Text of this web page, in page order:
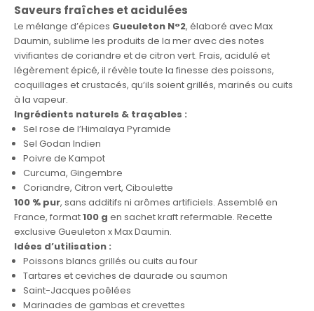
Saveurs fraîches et acidulées
Le mélange d’épices Gueuleton N°2, élaboré avec Max
Daumin, sublime les produits de la mer avec des notes
vivifiantes de coriandre et de citron vert. Frais, acidulé et
légèrement épicé, il révèle toute la finesse des poissons,
coquillages et crustacés, qu’ils soient grillés, marinés ou cuits
à la vapeur.
Ingrédients naturels & traçables :
Sel rose de l’Himalaya Pyramide
Sel Godan Indien
Poivre de Kampot
Curcuma, Gingembre
Coriandre, Citron vert, Ciboulette
100 % pur, sans additifs ni arômes artificiels. Assemblé en
France, format100 g en sachet kraft refermable. Recette
exclusive Gueuleton x Max Daumin.
Idées d’utilisation :
Poissons blancs grillés ou cuits au four
Tartares et ceviches de daurade ou saumon
Saint-Jacques poêlées
Marinades de gambas et crevettes